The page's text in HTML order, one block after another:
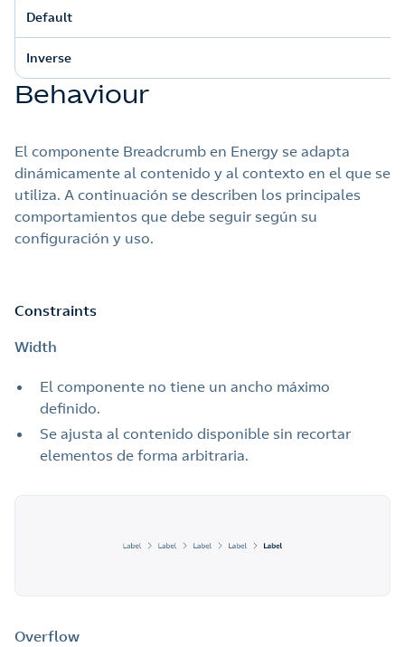
Default
Inverse
Behaviour
El componente Breadcrumb en Energy se adapta
dinámicamente al contenido y al contexto en el que se
utiliza. A continuación se describen los principales
comportamientos que debe seguir según su
configuración y uso.
Constraints
Width
El componente no tiene un ancho máximo
definido.
Se ajusta al contenido disponible sin recortar
elementos de forma arbitraria.
Overflow